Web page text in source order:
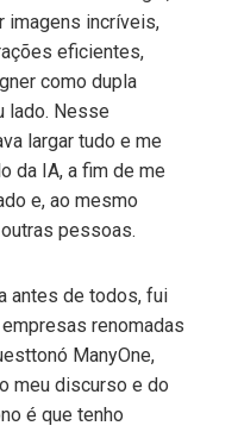
imagens incríveis,
eficientes,
como dupla
lado. Nesse
largar tudo e me
da IA, a fim de me
e, ao mesmo
pessoas.
antes de todos, fui
renomadas
ManyOne,
meu discurso e do
é que tenho